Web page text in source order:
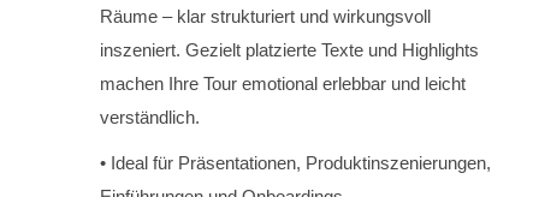
Räume – klar strukturiert und wirkungsvoll
inszeniert. Gezielt platzierte Texte und Highlights
machen Ihre Tour emotional erlebbar und leicht
verständlich.
• Ideal für Präsentationen, Produktinszenierungen,